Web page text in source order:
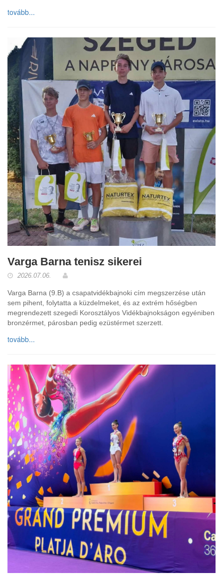
tovább...
Varga Barna tenisz sikerei
2026.07.06.
Varga Barna (9.B) a csapatvidékbajnoki cím megszerzése után
sem pihent, folytatta a küzdelmeket, és az extrém hőségben
megrendezett szegedi Korosztályos Vidékbajnokságon egyéniben
bronzérmet, párosban pedig ezüstérmet szerzett.
tovább...